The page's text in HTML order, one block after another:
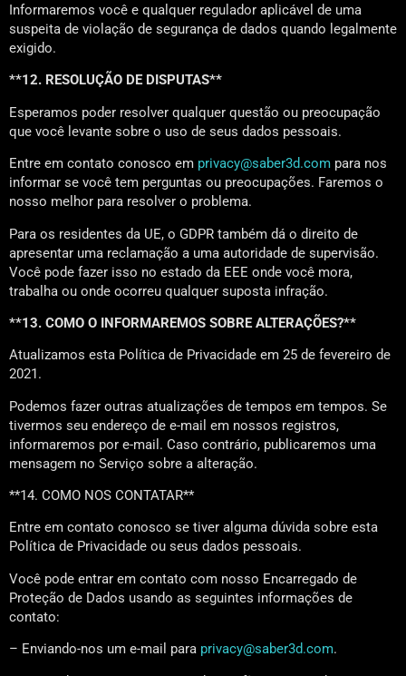
Informaremos você e qualquer regulador aplicável de uma
suspeita de violação de segurança de dados quando legalmente
exigido.
**12. RESOLUÇÃO DE DISPUTAS**
Esperamos poder resolver qualquer questão ou preocupação
que você levante sobre o uso de seus dados pessoais.
Entre em contato conosco em privacy@saber3d.com para nos
informar se você tem perguntas ou preocupações. Faremos o
nosso melhor para resolver o problema.
Para os residentes da UE, o GDPR também dá o direito de
apresentar uma reclamação a uma autoridade de supervisão.
Você pode fazer isso no estado da EEE onde você mora,
trabalha ou onde ocorreu qualquer suposta infração.
**13. COMO O INFORMAREMOS SOBRE ALTERAÇÕES?**
Atualizamos esta Política de Privacidade em 25 de fevereiro de
2021.
Podemos fazer outras atualizações de tempos em tempos. Se
tivermos seu endereço de e-mail em nossos registros,
informaremos por e-mail. Caso contrário, publicaremos uma
mensagem no Serviço sobre a alteração.
**14. COMO NOS CONTATAR**
Entre em contato conosco se tiver alguma dúvida sobre esta
Política de Privacidade ou seus dados pessoais.
Você pode entrar em contato com nosso Encarregado de
Proteção de Dados usando as seguintes informações de
contato:
– Enviando-nos um e-mail para privacy@saber3d.com.